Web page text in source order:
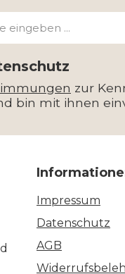
zur
bin mit ihnen
Impressum
Datenschutz
AGB